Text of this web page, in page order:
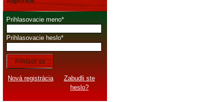
Prihlasovacie meno
Prihlasovacie heslo
Prihlásiť sa
Nová registrácia
Zabudli ste
heslo?